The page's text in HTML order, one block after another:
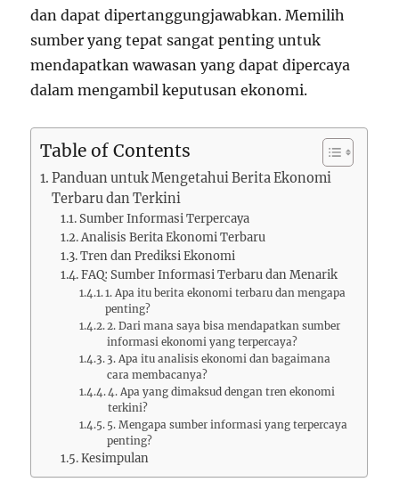
dan dapat dipertanggungjawabkan. Memilih
sumber yang tepat sangat penting untuk
mendapatkan wawasan yang dapat dipercaya
dalam mengambil keputusan ekonomi.
Table of Contents
Panduan untuk Mengetahui Berita Ekonomi
Terbaru dan Terkini
Sumber Informasi Terpercaya
Analisis Berita Ekonomi Terbaru
Tren dan Prediksi Ekonomi
FAQ: Sumber Informasi Terbaru dan Menarik
1. Apa itu berita ekonomi terbaru dan mengapa
penting?
2. Dari mana saya bisa mendapatkan sumber
informasi ekonomi yang terpercaya?
3. Apa itu analisis ekonomi dan bagaimana
cara membacanya?
4. Apa yang dimaksud dengan tren ekonomi
terkini?
5. Mengapa sumber informasi yang terpercaya
penting?
Kesimpulan